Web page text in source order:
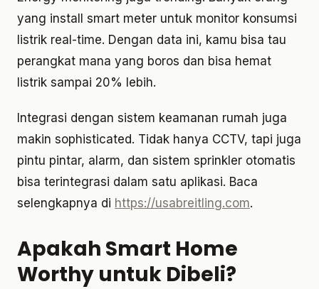
yang install smart meter untuk monitor konsumsi
listrik real-time. Dengan data ini, kamu bisa tau
perangkat mana yang boros dan bisa hemat
listrik sampai 20% lebih.
Integrasi dengan sistem keamanan rumah juga
makin sophisticated. Tidak hanya CCTV, tapi juga
pintu pintar, alarm, dan sistem sprinkler otomatis
bisa terintegrasi dalam satu aplikasi. Baca
selengkapnya di https://usabreitling.com.
Apakah Smart Home
Worthy untuk Dibeli?